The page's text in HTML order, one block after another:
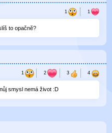
to opačně?
smysl nemá život :D